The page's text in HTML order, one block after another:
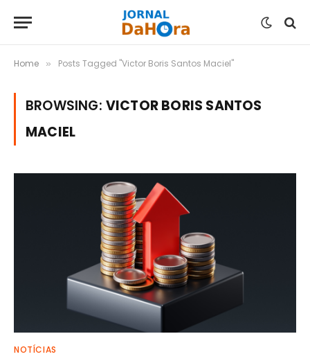
Home » Posts Tagged "Victor Boris Santos Maciel"
BROWSING: VICTOR BORIS SANTOS
MACIEL
NOTÍCIAS